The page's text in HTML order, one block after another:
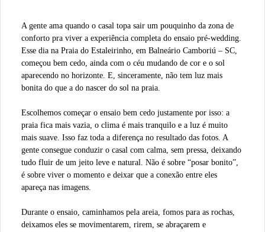
A gente ama quando o casal topa sair um pouquinho da zona de
conforto pra viver a experiência completa do ensaio pré-wedding.
Esse dia na Praia do Estaleirinho, em Balneário Camboriú – SC,
começou bem cedo, ainda com o céu mudando de cor e o sol
aparecendo no horizonte. E, sinceramente, não tem luz mais
bonita do que a do nascer do sol na praia.
Escolhemos começar o ensaio bem cedo justamente por isso: a
praia fica mais vazia, o clima é mais tranquilo e a luz é muito
mais suave. Isso faz toda a diferença no resultado das fotos. A
gente consegue conduzir o casal com calma, sem pressa, deixando
tudo fluir de um jeito leve e natural. Não é sobre “posar bonito”,
é sobre viver o momento e deixar que a conexão entre eles
apareça nas imagens.
Durante o ensaio, caminhamos pela areia, fomos para as rochas,
deixamos eles se movimentarem, rirem, se abraçarem e